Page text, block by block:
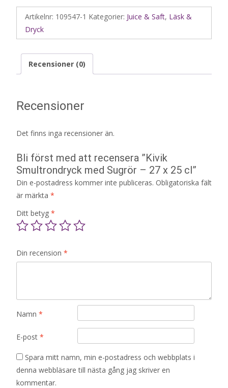
Artikelnr: 109547-1 Kategorier: Juice & Saft, Läsk &
Dryck
Recensioner (0)
Recensioner
Det finns inga recensioner än.
Bli först med att recensera ”Kivik
Smultrondryck med Sugrör – 27 x 25 cl”
Din e-postadress kommer inte publiceras. Obligatoriska fält
är märkta *
Ditt betyg *
Din recension *
Namn *
E-post *
Spara mitt namn, min e-postadress och webbplats i
denna webbläsare till nästa gång jag skriver en
kommentar.